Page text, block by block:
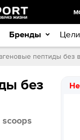
Бренды Цели
пептиды без
без